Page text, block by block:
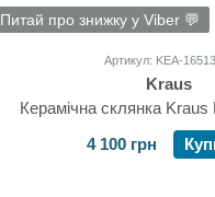
Питай про знижку у Viber 💬
Артикул: KEA-
Kraus
Керамічна склянка
4 100 грн